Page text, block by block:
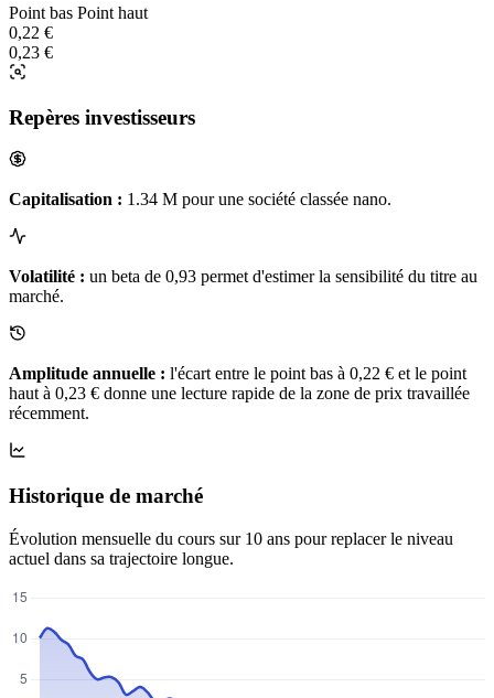
Point bas Point haut
0,22 €
0,23 €
Repères investisseurs
Capitalisation : 1.34 M pour une société classée nano.
Volatilité : un beta de 0,93 permet d'estimer la sensibilité du titre au
marché.
Amplitude annuelle : l'écart entre le point bas à 0,22 € et le point
haut à 0,23 € donne une lecture rapide de la zone de prix travaillée
récemment.
Historique de marché
Évolution mensuelle du cours sur 10 ans pour replacer le niveau
actuel dans sa trajectoire longue.